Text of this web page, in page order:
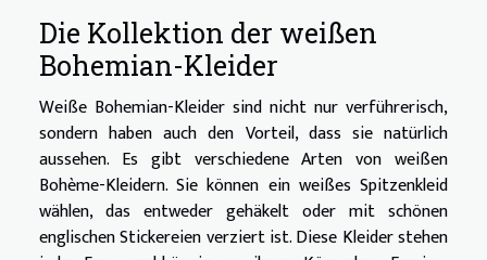
Die Kollektion der weißen
Bohemian-Kleider
Weiße Bohemian-Kleider sind nicht nur verführerisch,
sondern haben auch den Vorteil, dass sie natürlich
aussehen. Es gibt verschiedene Arten von weißen
Bohème-Kleidern. Sie können ein weißes Spitzenkleid
wählen, das entweder gehäkelt oder mit schönen
englischen Stickereien verziert ist. Diese Kleider stehen